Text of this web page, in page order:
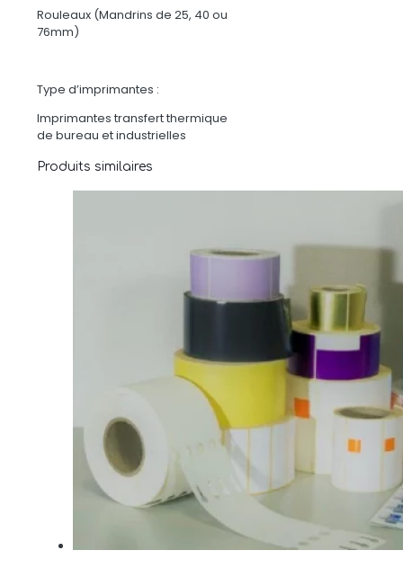
Rouleaux (Mandrins de 25, 40 ou
76mm)
Type d’imprimantes :
Imprimantes transfert thermique
de bureau et industrielles
Produits similaires